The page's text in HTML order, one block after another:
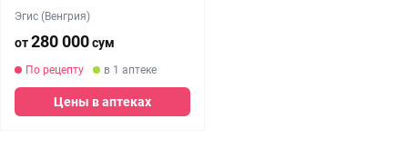
Эгис (Венгрия)
от280 000сум
По рецепту в 1 аптеке
Цены в аптеках